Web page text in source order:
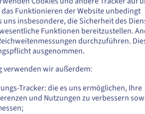
Hilfe oder
ruft Sie kostenlos zurück.
Sie uns
in Vereinigte Staaten zu
bestellen möchten, müssen Sie sich auf der
und dort einen Account erstellen.
Englisch USD - $
Funktionieren der Website unbedingt
insbesondere, die Sicherheit des
Funktionen bereitzustellen.
durchzuführen.
ausgenommen.
wir außerdem:
Tracker: die es uns ermöglichen, Ihre
und Nutzungen zu verbessern